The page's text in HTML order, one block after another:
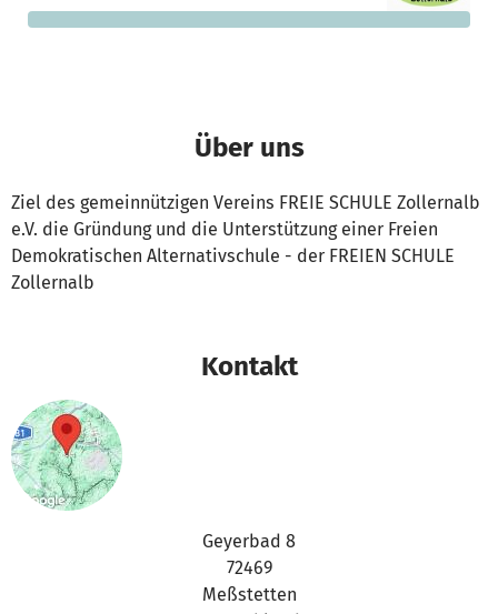
Über uns
Ziel des gemeinnützigen Vereins FREIE SCHULE Zollernalb
e.V. die Gründung und die Unterstützung einer Freien
Demokratischen Alternativschule - der FREIEN SCHULE
Zollernalb
Kontakt
Geyerbad 8
72469
Meßstetten